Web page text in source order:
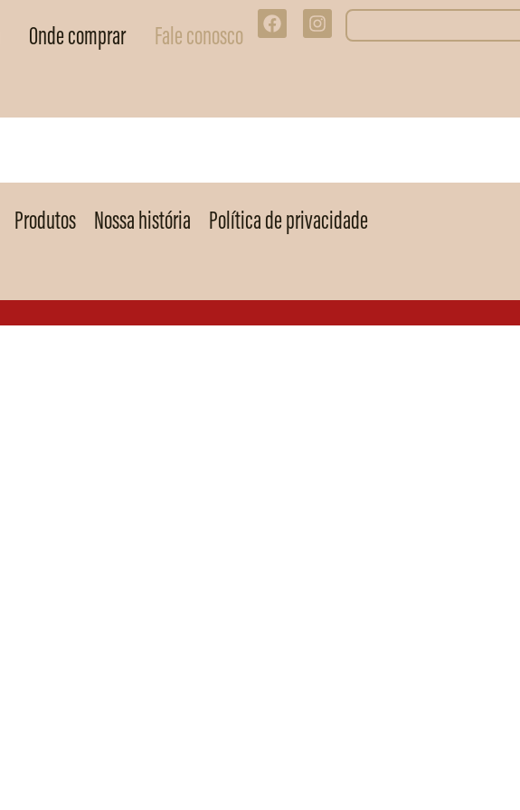
Onde comprar Fale conosco
Produtos Nossa história Política de privacidade